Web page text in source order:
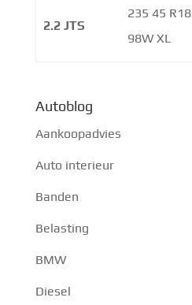
2.2 JTS
235 45 R18
98W XL
Autoblog
Aankoopadvies
Auto interieur
Banden
Belasting
BMW
Diesel